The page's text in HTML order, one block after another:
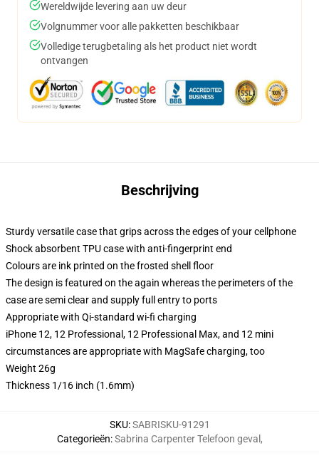
Wereldwijde levering aan uw deur
Volgnummer voor alle pakketten beschikbaar
Volledige terugbetaling als het product niet wordt
ontvangen
Beschrijving
Sturdy versatile case that grips across the edges of your cellphone
Shock absorbent TPU case with anti-fingerprint end
Colours are ink printed on the frosted shell floor
The design is featured on the again whereas the perimeters of the
case are semi clear and supply full entry to ports
Appropriate with Qi-standard wi-fi charging
iPhone 12, 12 Professional, 12 Professional Max, and 12 mini
circumstances are appropriate with MagSafe charging, too
Weight 26g
Thickness 1/16 inch (1.6mm)
SKU:SABRISKU-91291
Categorieën:Sabrina Carpenter Telefoon geval ,